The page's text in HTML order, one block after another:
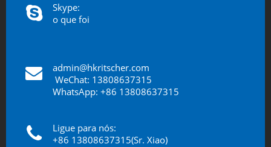
Skype:
o que foi
admin@hkritscher.com
WeChat: 13808637315
WhatsApp: +86 13808637315
Ligue para nós:
+86 13808637315(Sr. Xiao)